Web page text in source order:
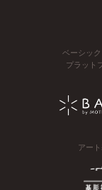
ベーシッ
プラット
アー